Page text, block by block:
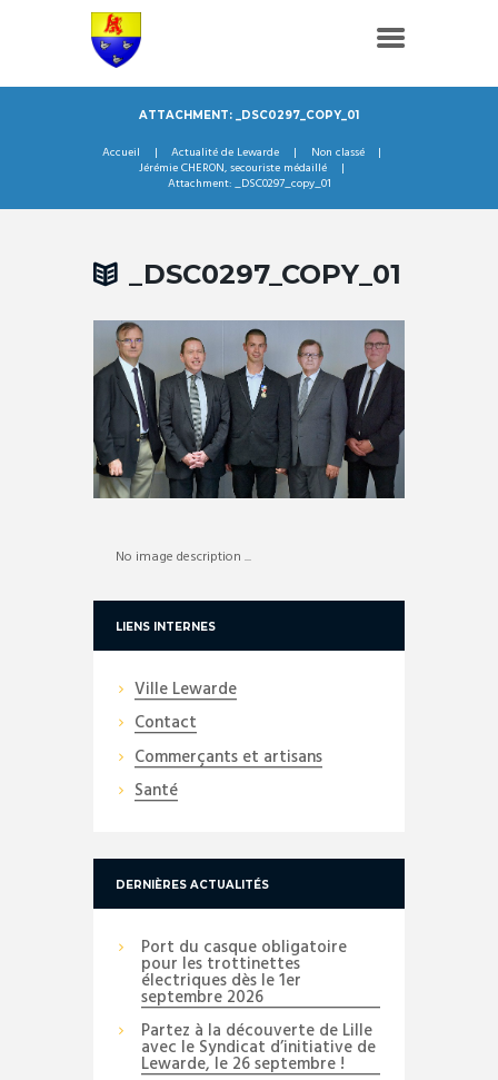
ATTACHMENT: _DSC0297_COPY_01
Accueil Actualité de Lewarde
Non classé
Jérémie CHERON, secouriste médaillé
Attachment: _DSC0297_copy_01
_DSC0297_COPY_01
No image description ...
LIENS INTERNES
Ville Lewarde
Contact
Commerçants et artisans
Santé
DERNIÈRES ACTUALITÉS
Port du casque obligatoire
pour les trottinettes
électriques dès le 1er
septembre 2026
Partez à la découverte de Lille
avec le Syndicat d’initiative de
Lewarde, le 26 septembre !